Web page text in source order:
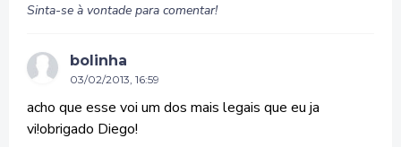
Sinta-se à vontade para comentar!
bolinha
03/02/2013, 16:59
acho que esse voi um dos mais legais que eu ja
vi!obrigado Diego!